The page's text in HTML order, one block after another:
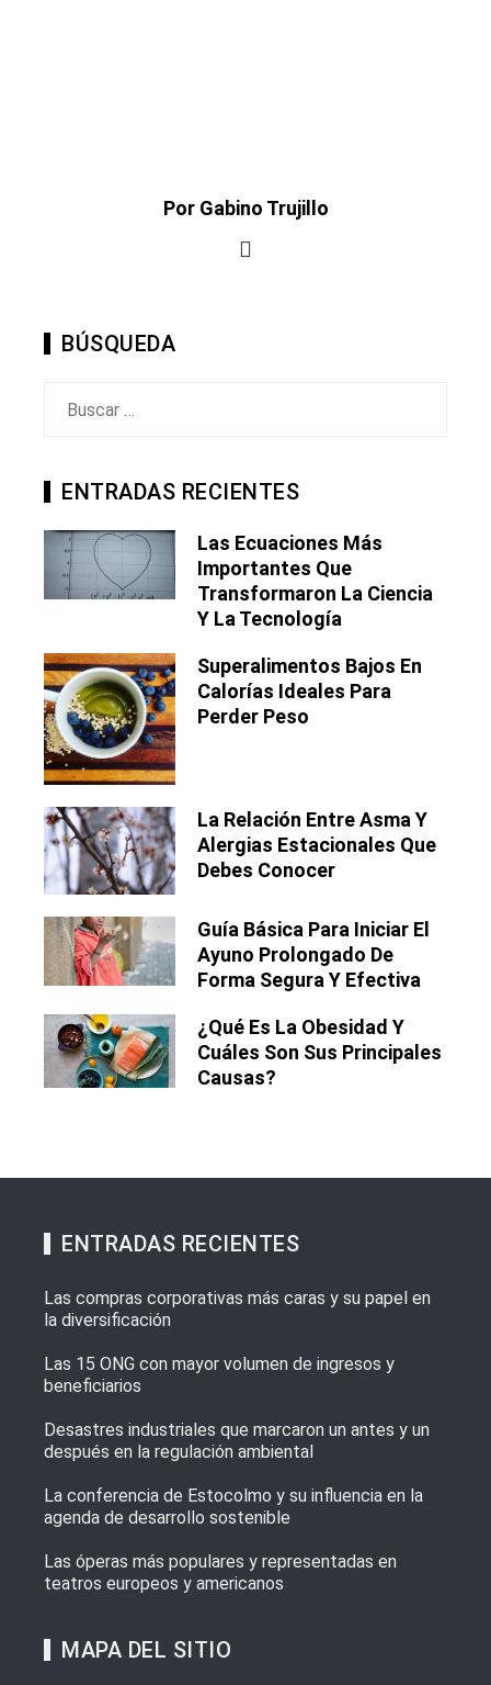
Por Gabino Trujillo
BÚSQUEDA
ENTRADAS RECIENTES
Las Ecuaciones Más
Importantes Que
Transformaron La Ciencia
Y La Tecnología
Superalimentos Bajos En
Calorías Ideales Para
Perder Peso
La Relación Entre Asma Y
Alergias Estacionales Que
Debes Conocer
Guía Básica Para Iniciar El
Ayuno Prolongado De
Forma Segura Y Efectiva
¿Qué Es La Obesidad Y
Cuáles Son Sus Principales
Causas?
ENTRADAS RECIENTES
Las compras corporativas más caras y su papel en
la diversificación
Las 15 ONG con mayor volumen de ingresos y
beneficiarios
Desastres industriales que marcaron un antes y un
después en la regulación ambiental
La conferencia de Estocolmo y su influencia en la
agenda de desarrollo sostenible
Las óperas más populares y representadas en
teatros europeos y americanos
MAPA DEL SITIO